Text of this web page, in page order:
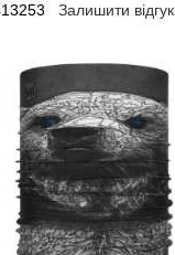
Залишити відгук